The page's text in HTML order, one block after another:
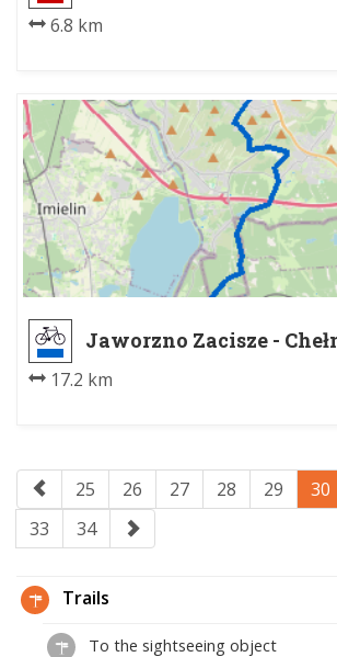
6.8 km
Jaworzno Zacisze -
17.2 km
25 26 27 28 29 30
33
34
Trails
To the sightseeing object